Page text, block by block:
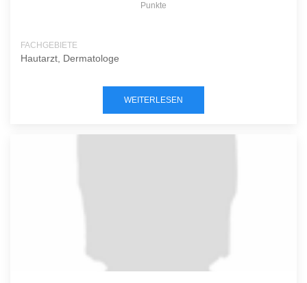
Punkte
FACHGEBIETE
Hautarzt, Dermatologe
WEITERLESEN